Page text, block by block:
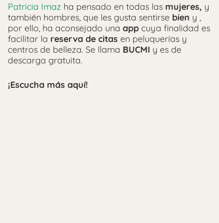
Patricia Imaz ha pensado en todas las mujeres, y
también hombres, que les gusta sentirse bien y ,
por ello, ha aconsejado una app cuya finalidad es
facilitar la reserva de citas en peluquerías y
centros de belleza. Se llama BUCMI y es de
descarga gratuita.
¡Escucha más aquí!